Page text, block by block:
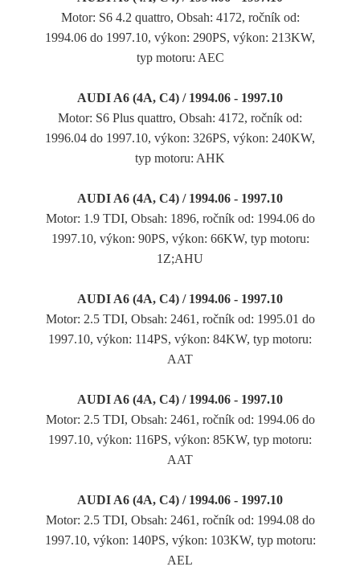
Motor: S6 4.2 quattro, Obsah: 4172, ročník od:
1994.06 do 1997.10, výkon: 290PS, výkon: 213KW,
typ motoru: AEC
AUDI A6 (4A, C4) / 1994.06 - 1997.10
Motor: S6 Plus quattro, Obsah: 4172, ročník od:
1996.04 do 1997.10, výkon: 326PS, výkon: 240KW,
typ motoru: AHK
AUDI A6 (4A, C4) / 1994.06 - 1997.10
Motor: 1.9 TDI, Obsah: 1896, ročník od: 1994.06 do
1997.10, výkon: 90PS, výkon: 66KW, typ motoru:
1Z;AHU
AUDI A6 (4A, C4) / 1994.06 - 1997.10
Motor: 2.5 TDI, Obsah: 2461, ročník od: 1995.01 do
1997.10, výkon: 114PS, výkon: 84KW, typ motoru:
AAT
AUDI A6 (4A, C4) / 1994.06 - 1997.10
Motor: 2.5 TDI, Obsah: 2461, ročník od: 1994.06 do
1997.10, výkon: 116PS, výkon: 85KW, typ motoru:
AAT
AUDI A6 (4A, C4) / 1994.06 - 1997.10
Motor: 2.5 TDI, Obsah: 2461, ročník od: 1994.08 do
1997.10, výkon: 140PS, výkon: 103KW, typ motoru:
AEL